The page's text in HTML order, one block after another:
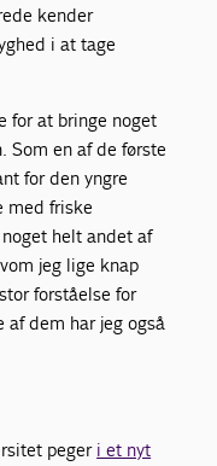
kender
i at tage
for at bringe noget
Som en af de første
for den yngre
med friske
helt andet af
jeg lige knap
forståelse for
af dem har jeg også
peger i et nyt